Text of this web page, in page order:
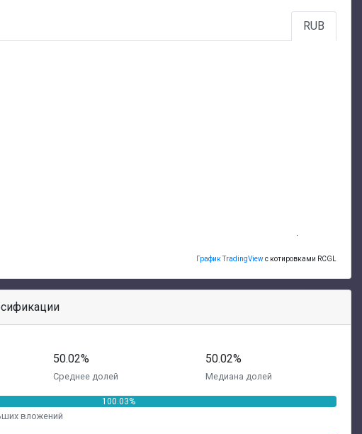
RUB
График TradingViewс котировками RCGL
50.02%
Среднее долей
50.02%
Медиана долей
100.03%
вложений